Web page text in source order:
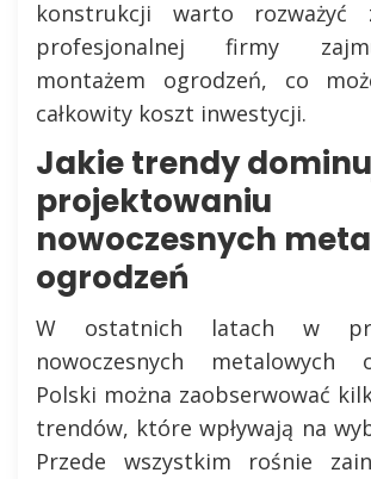
konstrukcji warto rozważyć
profesjonalnej firmy
montażem ogrodzeń, co
całkowity koszt inwestycji.
Jakie trendy
projektowaniu
nowoczesnych
ogrodzeń
W ostatnich latach w
nowoczesnych metalowych
Polski można zaobserwować
trendów, które wpływają na
Przede wszystkim rośnie